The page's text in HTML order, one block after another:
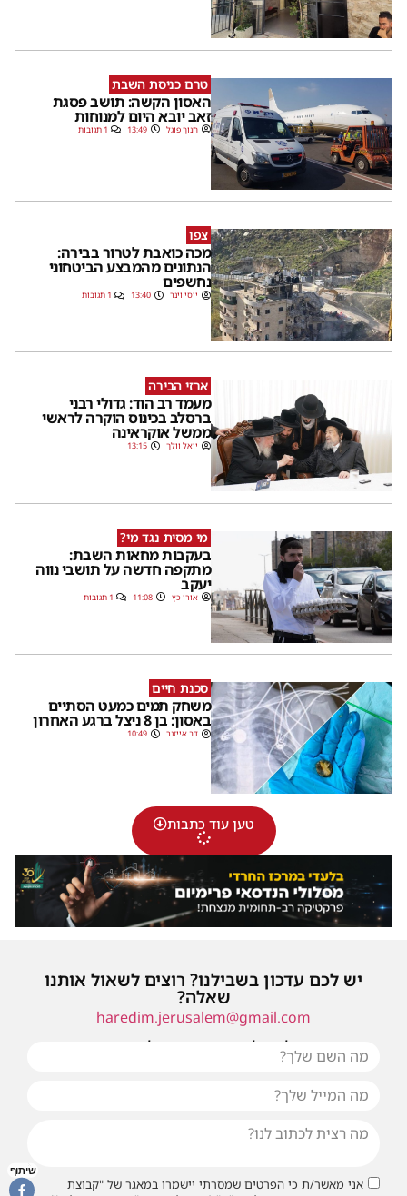
טרם כניסת השבת
האסון הקשה: תושב פסגת
זאב יובא היום למנוחות
חנוך פוגל 13:49 1 תגובות
צפו
מכה כואבת לטרור בבירה:
הנתונים מהמבצע הביטחוני
נחשפים
יוסי וינר 13:40 1 תגובות
ארזי הבירה
מעמד רב הוד: גדולי רבני
ברסלב בכינוס הוקרה לראשי
ממשל אוקראינה
יואל וולך 13:15
מי מסית נגד מי?
בעקבות מחאות השבת:
מתקפה חדשה על תושבי נווה
יעקב
אורי כץ 11:08 1 תגובות
סכנת חיים
משחק תמים כמעט הסתיים
באסון: בן 8 ניצל ברגע האחרון
דב אייזנר 10:49
טען עוד כתבות
יש לכם עדכון בשבילנו? רוצים לשאול אותנו
שאלה?
haredim.jerusalem@gmail.com
או שילחו אלינו פנייה ונחזור אליכם בהקדם
אני מאשר/ת כי הפרטים שמסרתי יישמרו במאגר של "קבוצת
שיתוף